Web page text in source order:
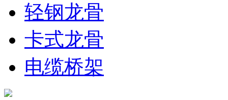
轻钢龙骨
卡式龙骨
电缆桥架